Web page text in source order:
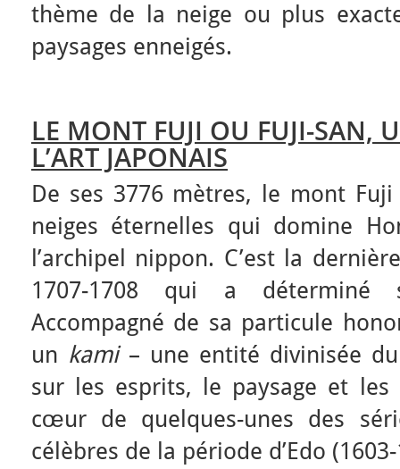
thème de la neige ou plus
paysages enneigés.
LE MONT FUJI OU FUJI-SAN,
L’ART JAPONAIS
De ses 3776 mètres, le mont
neiges éternelles qui domine
l’archipel nippon. C’est la
1707-1708 qui a déterminé
Accompagné de sa particule
un kami – une entité divinisée
sur les esprits, le paysage et
cœur de quelques-unes des
célèbres de la période d’Edo